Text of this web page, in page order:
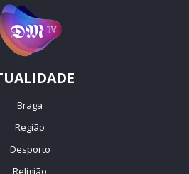
Braga
Região
Desporto
Religião